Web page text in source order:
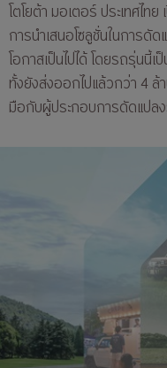
โตโยต้า มอเตอร์ ประเทศไ
การนำเสนอโซลูชั่นในการดั
โอกาสเป็นไปได้ โดยรถรุ่นนี้
ทั้งยังส่งออกไปแล้วกว่า 4 ล้
มือกับผู้ประกอบการดัดแปล